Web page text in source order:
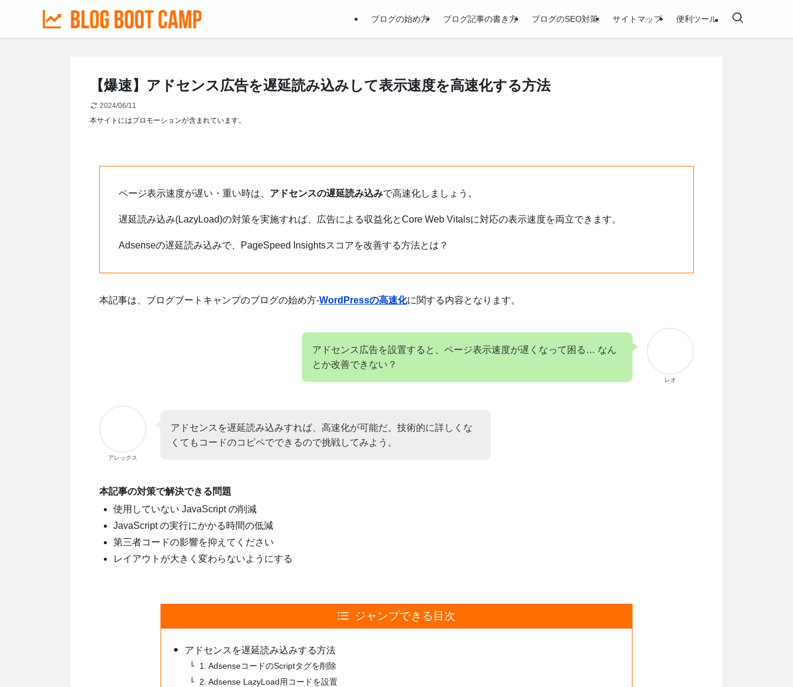
ブログの始め方 ブログ記事の書き方 ブログのSEO対策 サイトマップ 便利ツール
【爆速】アドセンス広告を遅延読み込みして表示速度を高速化する方法
2024/06/11
本サイトにはプロモーションが含まれています。
ページ表示速度が遅い・重い時は、 アドセンスの遅延読み込みで高速化しましょう。
遅延読み込み(LazyLoad)の対策を実施すれば、広告による収益化とCore Web Vitalsに対応の表示速度を両立できます。
Adsenseの遅延読み込みで、PageSpeed Insightsスコアを改善する方法とは？
本記事は、ブログブートキャンプのブログの始め方-WordPressの高速化に関する内容となります。
レオ
アドセンス広告を設置すると、ページ表示速度が遅くなって困る… なん
とか改善できない？
アレックス
アドセンスを遅延読み込みすれば、高速化が可能だ。技術的に詳しくな
くてもコードのコピペでできるので挑戦してみよう。
本記事の対策で解決できる問題
使用していない JavaScript の削減
JavaScript の実行にかかる時間の低減
第三者コードの影響を抑えてください
レイアウトが大きく変わらないようにする
ジャンプできる目次
アドセンスを遅延読み込みする方法
1. AdsenseコードのScriptタグを削除
2. Adsense LazyLoad用コードを設置